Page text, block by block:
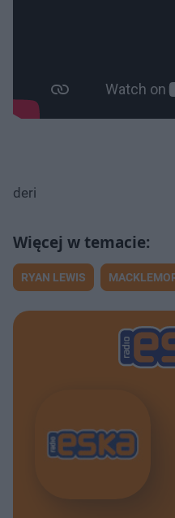
deri
RYAN LEWIS